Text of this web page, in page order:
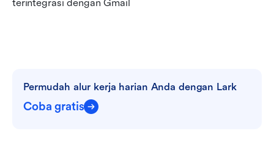
terintegrasi dengan Gmail
Permudah alur kerja harian Anda dengan Lark
Coba gratis